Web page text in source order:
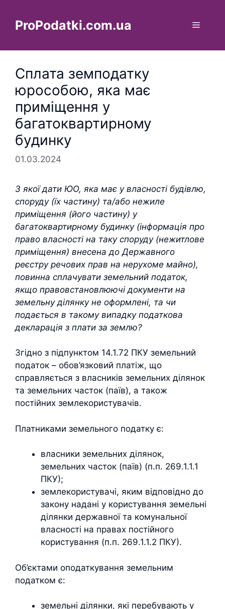
вмістуProPodatki.com.ua Меню
Сплата земподатку
юрособою, яка має
приміщення у
багатоквартирному
будинку
01.03.2024
З якої дати ЮО, яка має у власності будівлю,
споруду (їх частину) та/або нежиле
приміщення (його частину) у
багатоквартирному будинку (інформація про
право власності на таку споруду (нежитлове
приміщення) внесена до Державного
реєстру речових прав на нерухоме майно),
повинна сплачувати земельний податок,
якщо правовстановлюючі документи на
земельну ділянку не оформлені, та чи
подається в такому випадку податкова
декларація з плати за землю?
Згідно з підпунктом 14.1.72 ПКУ земельний
податок – обов’язковий платіж, що
справляється з власників земельних ділянок
та земельних часток (паїв), а також
постійних землекористувачів.
Платниками земельного податку є:
власники земельних ділянок,
земельних часток (паїв) (п.п. 269.1.1.1
ПКУ);
землекористувачі, яким відповідно до
закону надані у користування земельні
ділянки державної та комунальної
власності на правах постійного
користування (п.п. 269.1.1.2 ПКУ).
Об’єктами оподаткування земельним
податком є:
земельні ділянки, які перебувають у